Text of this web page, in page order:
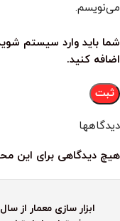
دیدگاهها
هیچ دیدگاهی برای این
می‌نویسم.
شما باید وارد سیستم
اضافه کنید.